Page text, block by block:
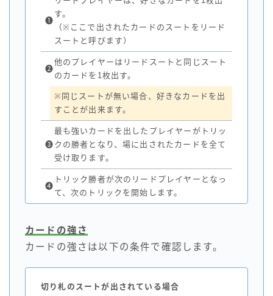
❶
す。
（※ここで出されたカードのスートをリード
スートと呼びます）
❷
他のプレイヤーはリードスートと同じスート
のカードを1枚出す。
※同じスートが無い場合、好きなカードを出
すことが出来ます。
❸
最も強いカードを出したプレイヤーがトリッ
クの勝者となり、場に出されたカードを全て
受け取ります。
❹
トリック勝者が次のリードプレイヤーとなっ
て、次のトリックを開始します。
カードの強さ
カードの強さは以下の条件で確認します。
切り札のスートが出されている場合